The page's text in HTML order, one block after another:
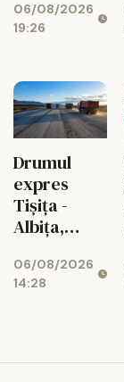
britanic
06/08/2026
19:26
Drumul
expres
Tișița -
Albița,
explozia
costurilor!
06/08/2026
14:28